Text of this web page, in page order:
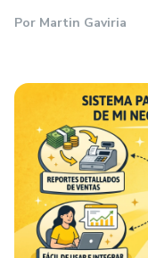
Por Martin Gaviria